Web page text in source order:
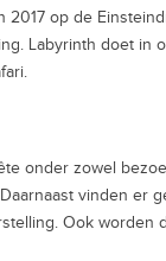
op de
Labyrinth doet in
onder zowel
vinden er
Ook worden